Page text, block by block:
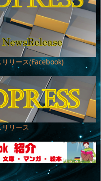
リース(Facebook)
リース